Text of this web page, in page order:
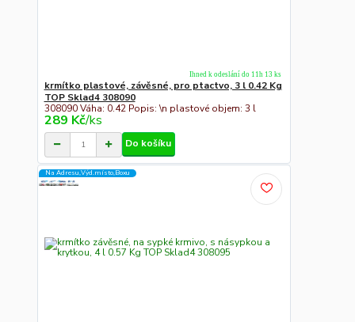
krmítko plastové, závěsné, pro ptactvo, 3 l 0.42 Kg
TOP Sklad4 308090
308090 Váha: 0.42 Popis: \n plastové objem: 3 l
289 Kč/ks
Ihned k odeslání do 11h 13 ks
Do košíku
Na Adresu,Výd.místo,Boxu